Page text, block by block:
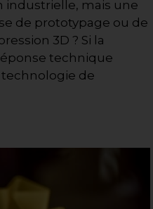
industrielle, mais une
de prototypage ou de
3D ? Si la
technique
de